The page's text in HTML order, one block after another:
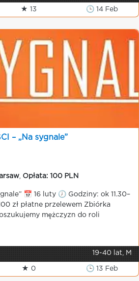
★ 13 🕒 14 Feb
– „Na sygnale”
Opłata: 100 PLN
📅 16 luty 🕖 Godziny: ok 11.30–
zł płatne przelewem Zbiórka
mężczyzn do roli
19-40 lat, M
★ 0 🕒 13 Feb